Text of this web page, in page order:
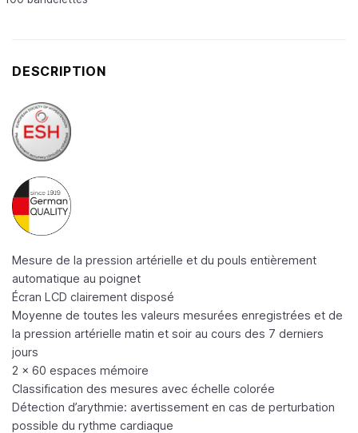
DESCRIPTION
Mesure de la pression artérielle et du pouls entièrement
automatique au poignet
Écran LCD clairement disposé
Moyenne de toutes les valeurs mesurées enregistrées et de
la pression artérielle matin et soir au cours des 7 derniers
jours
2 x 60 espaces mémoire
Classification des mesures avec échelle colorée
Détection d’arythmie: avertissement en cas de perturbation
possible du rythme cardiaque